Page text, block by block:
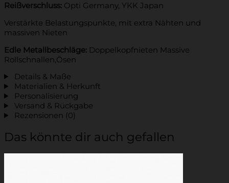
Reißverschluss: Opti Germany, YKK Japan
Verstärkte Belastungspunkte, mit extra Nähten und
massiven Nieten
Edle Metallbeschläge: Doppelkopfnieten Massive
Rollschnallen,Ösen
Details & Maße
Materialien & Herkunft
Personalisierung
Versand & Rückgabe
Rezensionen (0)
Das könnte dir auch gefallen